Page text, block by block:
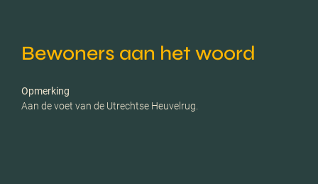
Bewoners aan het woord
Opmerking
Aan de voet van de Utrechtse Heuvelrug.